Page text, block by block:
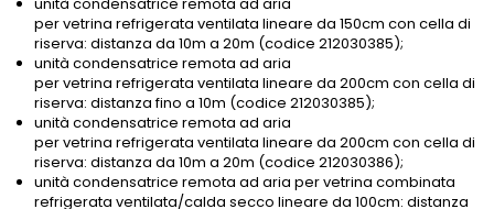
unità condensatrice remota ad aria
per vetrina refrigerata ventilata lineare da 150cm con cella di
riserva: distanza da 10m a 20m (codice 212030385);
unità condensatrice remota ad aria
per vetrina refrigerata ventilata lineare da 200cm con cella di
riserva: distanza fino a 10m (codice 212030385);
unità condensatrice remota ad aria
per vetrina refrigerata ventilata lineare da 200cm con cella di
riserva: distanza da 10m a 20m (codice 212030386);
unità condensatrice remota ad aria per vetrina combinata
refrigerata ventilata/calda secco lineare da 100cm: distanza